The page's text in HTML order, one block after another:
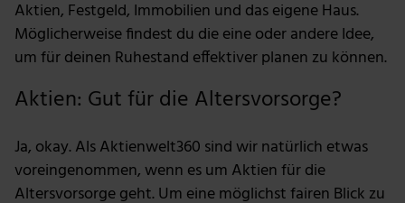
Aktien, Festgeld, Immobilien und das eigene Haus.
Möglicherweise findest du die eine oder andere Idee,
um für deinen Ruhestand effektiver planen zu können.
Aktien: Gut für die Altersvorsorge?
Ja, okay. Als Aktienwelt360 sind wir natürlich etwas
voreingenommen, wenn es um Aktien für die
Altersvorsorge geht. Um eine möglichst fairen Blick zu